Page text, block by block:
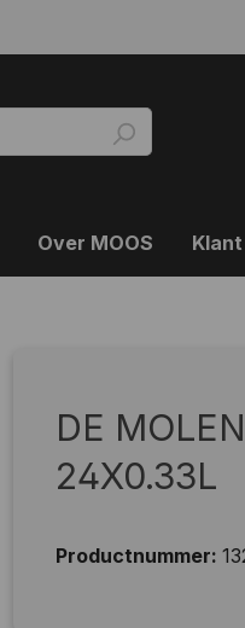
Over MOOS
DE
24X0.33L
Productnummer: